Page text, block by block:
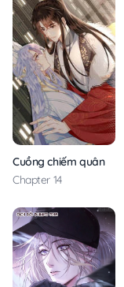
Cuồng chiếm quân phụ
Chapter 14